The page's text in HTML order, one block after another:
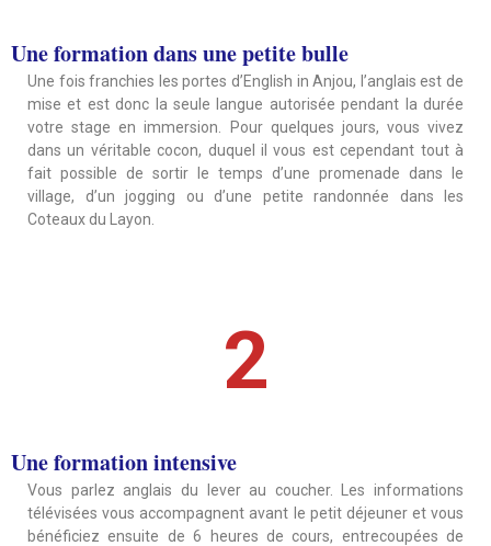
Une formation dans une petite bulle
Une fois franchies les portes d’English in Anjou, l’anglais est de
mise et est donc la seule langue autorisée pendant la durée
votre stage en immersion. Pour quelques jours, vous vivez
dans un véritable cocon, duquel il vous est cependant tout à
fait possible de sortir le temps d’une promenade dans le
village, d’un jogging ou d’une petite randonnée dans les
Coteaux du Layon.
2
Une formation intensive
Vous parlez anglais du lever au coucher. Les informations
télévisées vous accompagnent avant le petit déjeuner et vous
bénéficiez ensuite de 6 heures de cours, entrecoupées de